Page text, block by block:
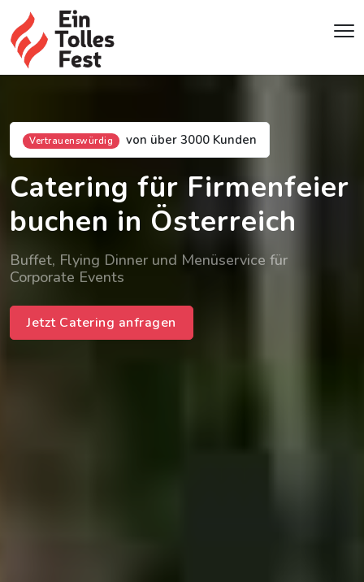
Vertrauenswürdig von über 3000 Kunden
Catering für Firmenfeier
buchen in Österreich
Buffet, Flying Dinner und Menüservice für
Corporate Events
Jetzt Catering anfragen